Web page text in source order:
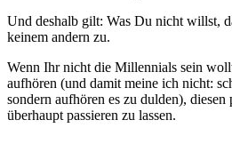
Und deshalb gilt: Was Du nicht willst,
keinem andern zu.
Wenn Ihr nicht die Millennials sein
aufhören (und damit meine ich nicht:
sondern aufhören es zu dulden), diesen
überhaupt passieren zu lassen.